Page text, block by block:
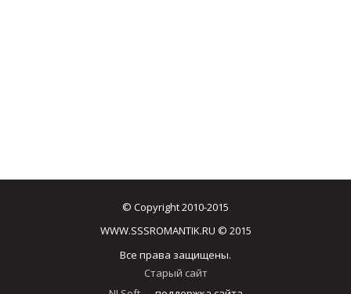
© Copyright 2010-2015
WWW.SSSROMANTIK.RU © 2015
Все права защищены.
Старый сайт